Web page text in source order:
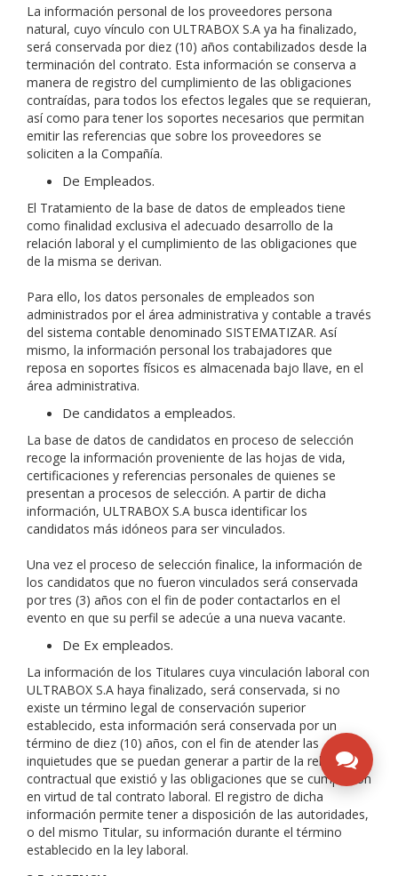
La información personal de los proveedores persona
natural, cuyo vínculo con ULTRABOX S.A ya ha finalizado,
será conservada por diez (10) años contabilizados desde la
terminación del contrato. Esta información se conserva a
manera de registro del cumplimiento de las obligaciones
contraídas, para todos los efectos legales que se requieran,
así como para tener los soportes necesarios que permitan
emitir las referencias que sobre los proveedores se
soliciten a la Compañía.
De Empleados.
El Tratamiento de la base de datos de empleados tiene
como finalidad exclusiva el adecuado desarrollo de la
relación laboral y el cumplimiento de las obligaciones que
de la misma se derivan.
Para ello, los datos personales de empleados son
administrados por el área administrativa y contable a través
del sistema contable denominado SISTEMATIZAR. Así
mismo, la información personal los trabajadores que
reposa en soportes físicos es almacenada bajo llave, en el
área administrativa.
De candidatos a empleados.
La base de datos de candidatos en proceso de selección
recoge la información proveniente de las hojas de vida,
certificaciones y referencias personales de quienes se
presentan a procesos de selección. A partir de dicha
información, ULTRABOX S.A busca identificar los
candidatos más idóneos para ser vinculados.
Una vez el proceso de selección finalice, la información de
los candidatos que no fueron vinculados será conservada
por tres (3) años con el fin de poder contactarlos en el
evento en que su perfil se adecúe a una nueva vacante.
De Ex empleados.
La información de los Titulares cuya vinculación laboral con
ULTRABOX S.A haya finalizado, será conservada, si no
existe un término legal de conservación superior
establecido, esta información será conservada por un
término de diez (10) años, con el fin de atender las
inquietudes que se puedan generar a partir de la relación
contractual que existió y las obligaciones que se cumplieron
en virtud de tal contrato laboral. El registro de dicha
información permite tener a disposición de las autoridades,
o del mismo Titular, su información durante el término
establecido en la ley laboral.